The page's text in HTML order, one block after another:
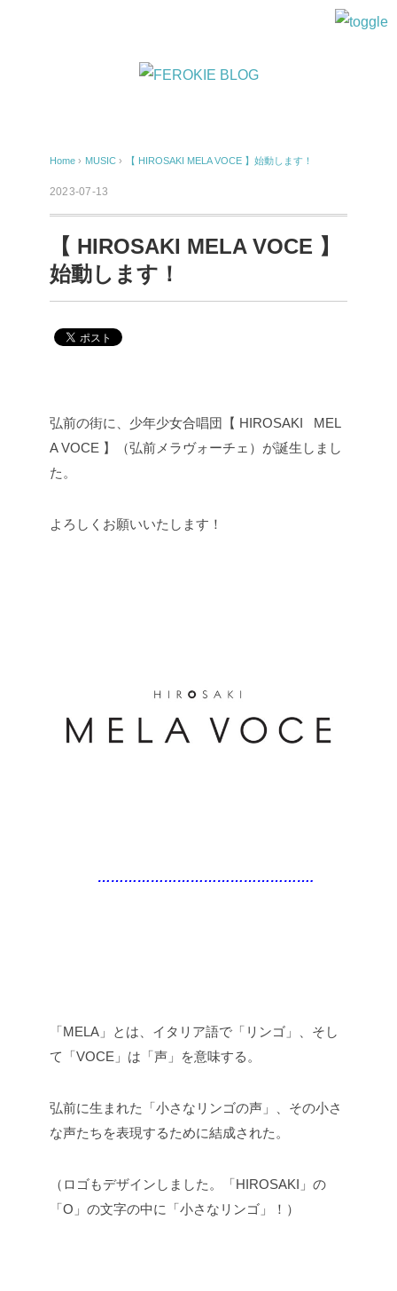
Home › MUSIC › 【 HIROSAKI MELA VOCE 】始動します！
2023-07-13
【 HIROSAKI MELA VOCE 】
始動します！
弘前の街に、少年少女合唱団【 HIROSAKI MEL
A VOCE 】（弘前メラヴォーチェ）が誕生しまし
た。
よろしくお願いいたします！
………………………………………….
「MELA」とは、イタリア語で「リンゴ」、そし
て「VOCE」は「声」を意味する。
弘前に生まれた「小さなリンゴの声」、その小さ
な声たちを表現するために結成された。
（ロゴもデザインしました。「HIROSAKI」の
「O」の文字の中に「小さなリンゴ」！）